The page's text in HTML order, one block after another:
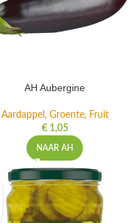
AH Aubergine
Aardappel, Groente, Fruit
€1,05
NAAR AH